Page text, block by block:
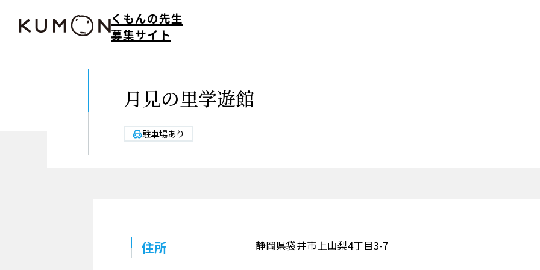
くもんの先生
募集サイト
月見の里学遊館
駐車場あり
住所 静岡県袋井市上山梨4丁目3-7